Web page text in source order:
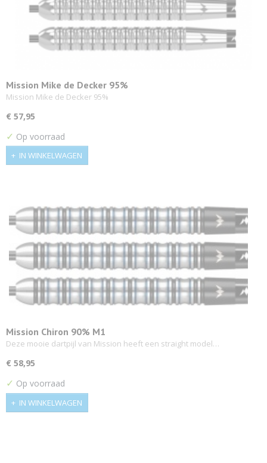
Mission Mike de Decker 95%
Mission Mike de Decker 95%
€ 57,95
✓ Op voorraad
IN WINKELWAGEN
Mission Chiron 90% M1
Deze mooie dartpijl van Mission heeft een straight model…
€ 58,95
✓ Op voorraad
IN WINKELWAGEN